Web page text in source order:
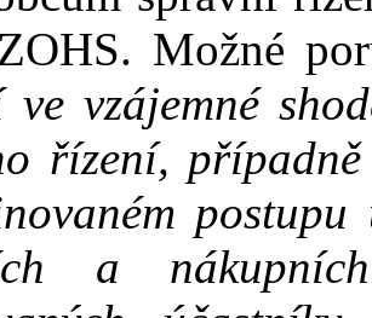
Možné
ve vzájemné
řízení,
a